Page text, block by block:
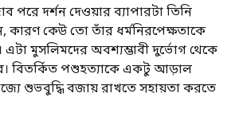
পরে দর্শন দেওয়ার ব্যাপারটা তিনি
কারণ কেউ তো তাঁর ধর্মনিরপেক্ষতাকে
এটা মুসলিমদের অবশ্যম্ভাবী দুর্ভোগ থেকে
বিতর্কিত পশুহত্যাকে একটু আড়াল
শুভবুদ্ধি বজায় রাখতে সহায়তা করতে